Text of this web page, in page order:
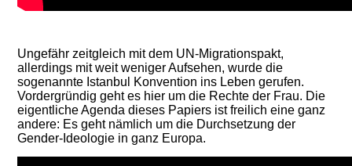
Ungefähr zeitgleich mit dem UN-Migrationspakt,
allerdings mit weit weniger Aufsehen, wurde die
sogenannte Istanbul Konvention ins Leben gerufen.
Vordergründig geht es hier um die Rechte der Frau. Die
eigentliche Agenda dieses Papiers ist freilich eine ganz
andere: Es geht nämlich um die Durchsetzung der
Gender-Ideologie in ganz Europa.